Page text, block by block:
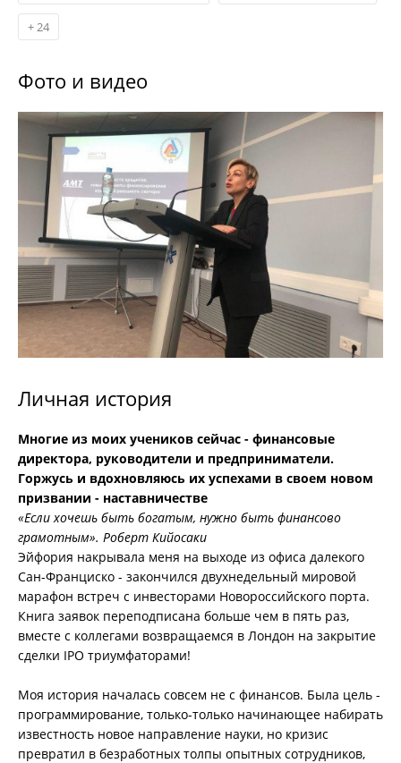
+24
Фото и видео
Личная история
Многие из моих учеников сейчас - финансовые
директора, руководители и предприниматели.
Горжусь и вдохновляюсь их успехами в своем новом
призвании - наставничестве
«Если хочешь быть богатым, нужно быть финансово
грамотным». Роберт Кийосаки
Эйфория накрывала меня на выходе из офиса далекого
Сан-Франциско - закончился двухнедельный мировой
марафон встреч с инвесторами Новороссийского порта.
Книга заявок переподписана больше чем в пять раз,
вместе с коллегами возвращаемся в Лондон на закрытие
сделки IPO триумфаторами!
Моя история началась совсем не с финансов. Была цель -
программирование, только-только начинающее набирать
известность новое направление науки, но кризис
превратил в безработных толпы опытных сотрудников,